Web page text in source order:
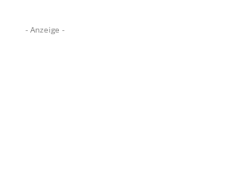
- Anzeige -